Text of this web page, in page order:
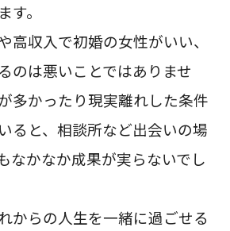
す。
高収入で初婚の女性がいい、
のは悪いことではありませ
多かったり現実離れした条件
ると、相談所など出会いの場
なかなか成果が実らないでし
からの人生を一緒に過ごせる